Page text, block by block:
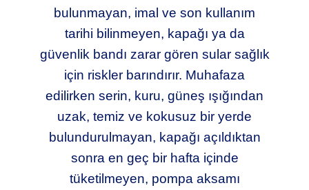
bulunmayan, imal ve son kullanım
tarihi bilinmeyen, kapağı ya da
güvenlik bandı zarar gören sular sağlık
için riskler barındırır. Muhafaza
edilirken serin, kuru, güneş ışığından
uzak, temiz ve kokusuz bir yerde
bulundurulmayan, kapağı açıldıktan
sonra en geç bir hafta içinde
tüketilmeyen, pompa aksamı